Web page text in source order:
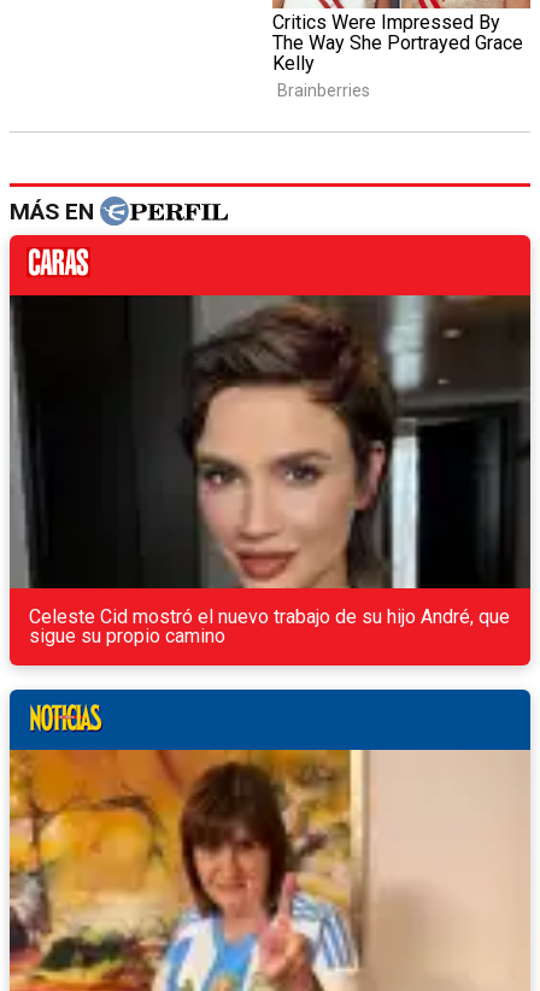
MÁS EN
Celeste Cid mostró el nuevo trabajo de su hijo André, que
sigue su propio camino